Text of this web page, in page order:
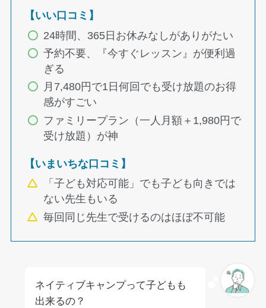
【いい口コミ】
24時間、365日お休みなしがありがたい
予約不要、『今すぐレッスン』が便利過
ぎる
月7,480円で1日何回でも受け放題のお得
感がすごい
ファミリープラン（一人月額＋1,980円で
受け放題）が神
【いまいちな口コミ】
「子ども対応可能」でも子ども向きでは
ない先生もいる
毎回同じ先生で受けるのはほぼ不可能
ネイティブキャンプって子どもも
出来るの？